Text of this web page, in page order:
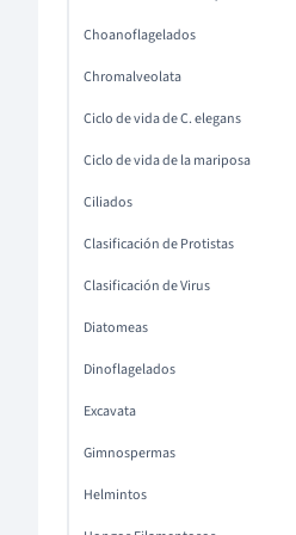
Choanoflagelados
Chromalveolata
Ciclo de vida de C. elegans
Ciclo de vida de la mariposa
Ciliados
Clasificación de Protistas
Clasificación de Virus
Diatomeas
Dinoflagelados
Excavata
Gimnospermas
Helmintos